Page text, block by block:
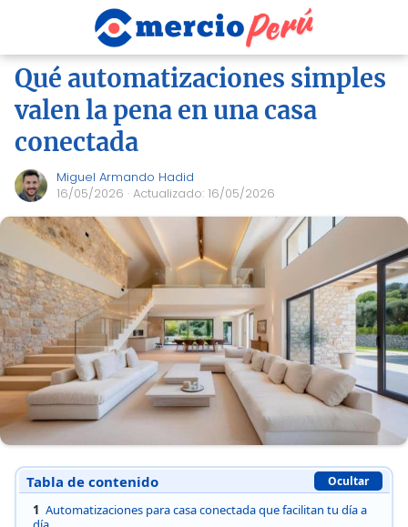
Qué automatizaciones simples
valen la pena en una casa
conectada
Miguel Armando Hadid
16/05/2026 · Actualizado: 16/05/2026
Tabla de contenido Ocultar
1 Automatizaciones para casa conectada que facilitan tu día a